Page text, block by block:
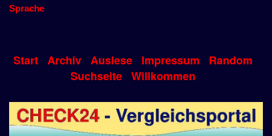
Sprache
Start Archiv Auslese Impressum
Random
Suchseite Willkommen